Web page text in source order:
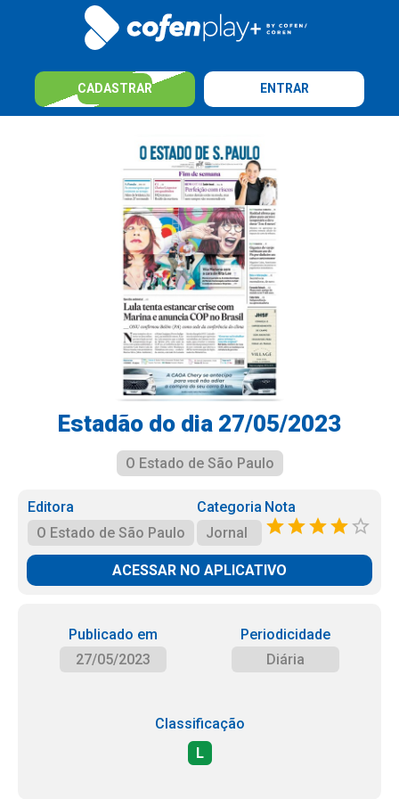
CADASTRAR ENTRAR
Estadão do dia 27/05/2023
O Estado de São Paulo
Editora
O Estado de São Paulo
Categoria
Jornal
Nota
ACESSAR NO APLICATIVO
Publicado em
27/05/2023
Periodicidade
Diária
Classificação
L